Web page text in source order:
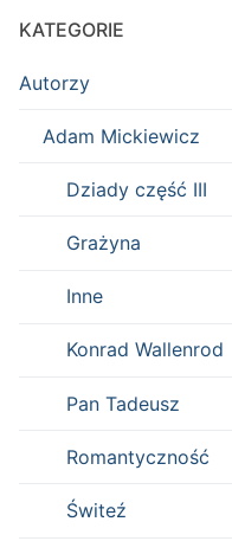
KATEGORIE
Autorzy
Adam Mickiewicz
Dziady część III
Grażyna
Inne
Konrad Wallenrod
Pan Tadeusz
Romantyczność
Świteź